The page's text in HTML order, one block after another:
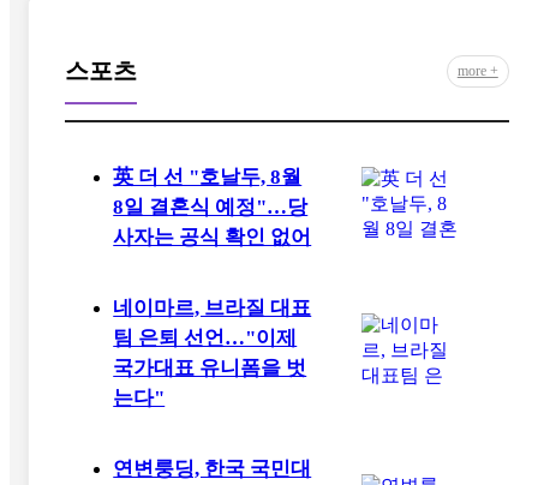
스포츠 more +
英 더 선 "호날두, 8월
8일 결혼식 예정"…당
사자는 공식 확인 없어
네이마르, 브라질 대표
팀 은퇴 선언…"이제
국가대표 유니폼을 벗
는다"
연변룽딩, 한국 국민대